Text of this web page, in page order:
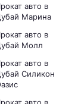
авто в
Марина
авто в
Молл
авто в
Силикон
авто в